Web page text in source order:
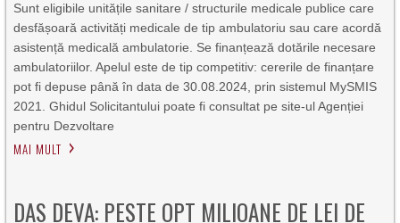
Sunt eligibile unitățile sanitare / structurile medicale publice care
desfășoară activități medicale de tip ambulatoriu sau care acordă
asistență medicală ambulatorie. Se finanțează dotările necesare
ambulatoriilor. Apelul este de tip competitiv: cererile de finanțare
pot fi depuse până în data de 30.08.2024, prin sistemul MySMIS
2021. Ghidul Solicitantului poate fi consultat pe site-ul Agenției
pentru Dezvoltare
MAI MULT
DAS DEVA: PESTE OPT MILIOANE DE LEI DE